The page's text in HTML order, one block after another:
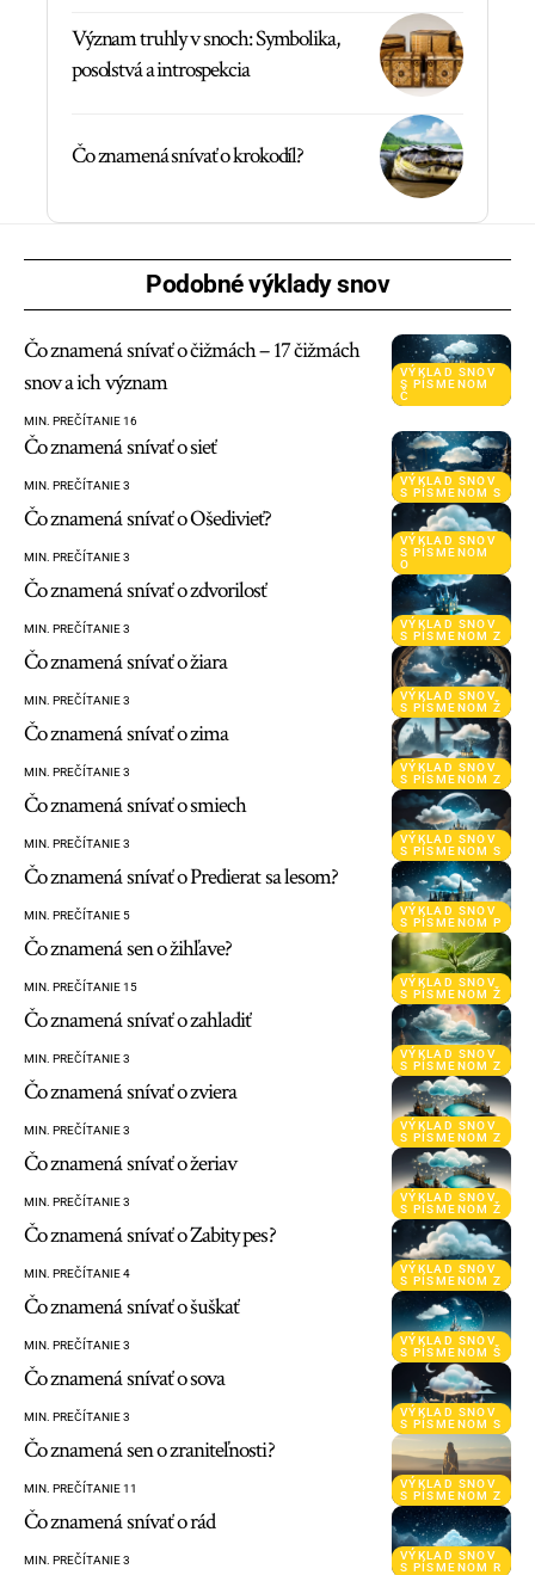
Význam truhly v snoch: Symbolika,
posolstvá a introspekcia
Čo znamená snívať o krokodíl?
Podobné výklady snov
VÝKLAD SNOV
S PÍSMENOM
Č
Čo znamená snívať o čižmách – 17 čižmách
snov a ich význam
MIN. PREČÍTANIE 16
VÝKLAD SNOV
S PÍSMENOM S
Čo znamená snívať o sieť
MIN. PREČÍTANIE 3
VÝKLAD SNOV
S PÍSMENOM
O
Čo znamená snívať o Ošedivieť?
MIN. PREČÍTANIE 3
VÝKLAD SNOV
S PÍSMENOM Z
Čo znamená snívať o zdvorilosť
MIN. PREČÍTANIE 3
VÝKLAD SNOV
S PÍSMENOM Ž
Čo znamená snívať o žiara
MIN. PREČÍTANIE 3
VÝKLAD SNOV
S PÍSMENOM Z
Čo znamená snívať o zima
MIN. PREČÍTANIE 3
VÝKLAD SNOV
S PÍSMENOM S
Čo znamená snívať o smiech
MIN. PREČÍTANIE 3
VÝKLAD SNOV
S PÍSMENOM P
Čo znamená snívať o Predierat sa lesom?
MIN. PREČÍTANIE 5
VÝKLAD SNOV
S PÍSMENOM Ž
Čo znamená sen o žihľave?
MIN. PREČÍTANIE 15
VÝKLAD SNOV
S PÍSMENOM Z
Čo znamená snívať o zahladiť
MIN. PREČÍTANIE 3
VÝKLAD SNOV
S PÍSMENOM Z
Čo znamená snívať o zviera
MIN. PREČÍTANIE 3
VÝKLAD SNOV
S PÍSMENOM Ž
Čo znamená snívať o žeriav
MIN. PREČÍTANIE 3
VÝKLAD SNOV
S PÍSMENOM Z
Čo znamená snívať o Zabity pes?
MIN. PREČÍTANIE 4
VÝKLAD SNOV
S PÍSMENOM Š
Čo znamená snívať o šuškať
MIN. PREČÍTANIE 3
VÝKLAD SNOV
S PÍSMENOM S
Čo znamená snívať o sova
MIN. PREČÍTANIE 3
VÝKLAD SNOV
S PÍSMENOM Z
Čo znamená sen o zraniteľnosti?
MIN. PREČÍTANIE 11
VÝKLAD SNOV
S PÍSMENOM R
Čo znamená snívať o rád
MIN. PREČÍTANIE 3